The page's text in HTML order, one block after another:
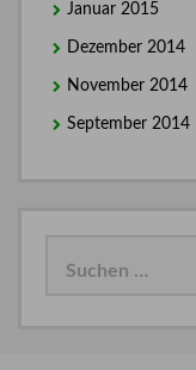
Januar 2015
Dezember 2014
November 2014
September 2014